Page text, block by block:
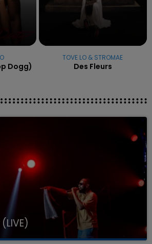
Dogg)
TOVE LO & STROMAE
Des Fleurs
(LIVE)